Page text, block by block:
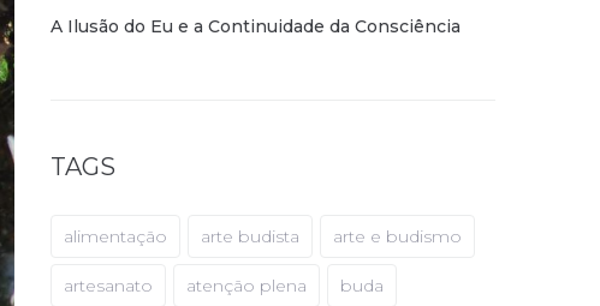
A Ilusão do Eu e a Continuidade da Consciência
TAGS
alimentação arte budista arte e budismo
artesanato atenção plena buda